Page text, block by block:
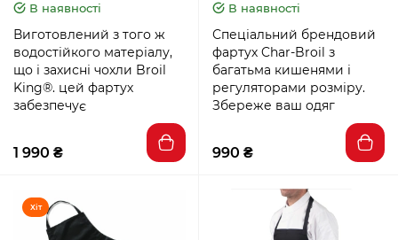
В наявності
Виготовлений з того ж
водостійкого матеріалу,
що і захисні чохли Broil
King®. цей фартух
забезпечує
1 990 ₴
В наявності
Спеціальний брендовий
фартух Char-Broil з
багатьма кишенями і
регуляторами розміру.
Збереже ваш одяг
990 ₴
Хіт